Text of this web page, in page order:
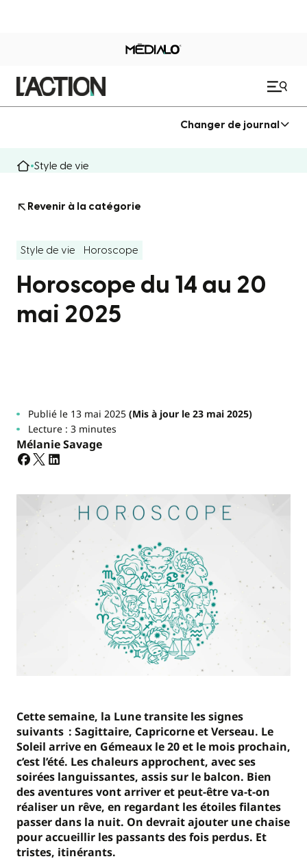
Changer de journal
Style de vie
Revenir à la catégorie
Style de vie Horoscope
Horoscope du 14 au 20
mai 2025
Publié le 13 mai 2025(Mis à jour le 23 mai 2025)
Lecture : 3 minutes
Mélanie Savage
Cette semaine, la Lune transite les signes
suivants : Sagittaire, Capricorne et Verseau. Le
Soleil arrive en Gémeaux le 20 et le mois prochain,
c’est l’été. Les chaleurs approchent, avec ses
soirées languissantes, assis sur le balcon. Bien
des aventures vont arriver et peut-être va-t-on
réaliser un rêve, en regardant les étoiles filantes
passer dans la nuit. On devrait ajouter une chaise
pour accueillir les passants des fois perdus. Et
tristes, itinérants.